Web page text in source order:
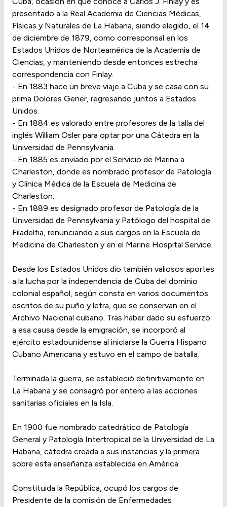
presentado a la Real Academia de Ciencias Médicas,
Físicas y Naturales de La Habana, siendo elegido, el 14
de diciembre de 1879, como corresponsal en los
Estados Unidos de Norteamérica de la Academia de
Ciencias, y manteniendo desde entonces estrecha
correspondencia con Finlay.
- En 1883 hace un breve viaje a Cuba y se casa con su
prima Dolores Gener, regresando juntos a Estados
Unidos.
- En 1884 es valorado entre profesores de la talla del
inglés William Osler para optar por una Cátedra en la
Universidad de Pennsylvania.
- En 1885 es enviado por el Servicio de Marina a
Charleston, donde es nombrado profesor de Patología
y Clínica Médica de la Escuela de Medicina de
Charleston.
- En 1889 es designado profesor de Patología de la
Universidad de Pennsylvania y Patólogo del hospital de
Filadelfia, renunciando a sus cargos en la Escuela de
Medicina de Charleston y en el Marine Hospital Service.
Desde los Estados Unidos dio también valiosos aportes
a la lucha por la independencia de Cuba del dominio
colonial español, según consta en varios documentos
escritos de su puño y letra, que se conservan en el
Archivo Nacional cubano. Tras haber dado su esfuerzo
a esa causa desde la emigración, se incorporó al
ejército estadounidense al iniciarse la Guerra Hispano
Cubano Americana y estuvo en el campo de batalla.
Terminada la guerra, se estableció definitivamente en
La Habana y se consagró por entero a las acciones
sanitarias oficiales en la Isla.
En 1900 fue nombrado catedrático de Patología
General y Patología Intertropical de la Universidad de La
Habana, cátedra creada a sus instancias y la primera
sobre esta enseñanza establecida en América.
Constituida la República, ocupó los cargos de
Presidente de la comisión de Enfermedades